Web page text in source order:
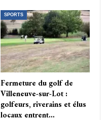
SPORTS
Fermeture du golf de
Villeneuve-sur-Lot :
golfeurs, riverains et élus
locaux entrent…